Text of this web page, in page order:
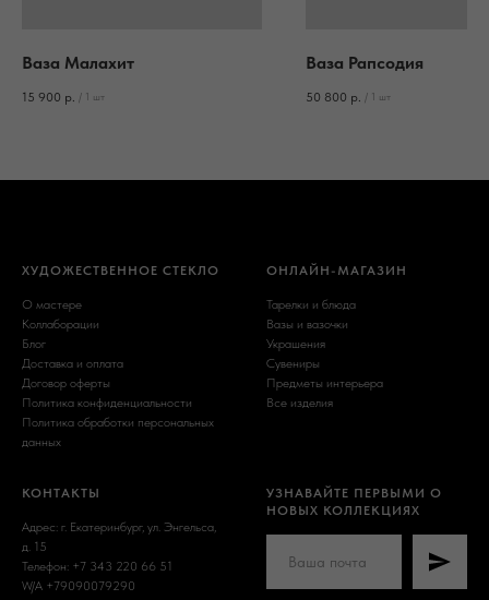
Ваза Малахит
15 900 р. / 1 шт
Ваза Рапсодия
50 800 р. / 1 шт
ХУДОЖЕСТВЕННОЕ СТЕКЛО
О мастере
Коллаборации
Блог
Доставка и оплата
Договор оферты
Политика конфиденциальности
Политика обработки персональных
данных
ОНЛАЙН-МАГАЗИН
Тарелки и блюда
Вазы и вазочки
Украшения
Сувениры
Предметы интерьера
Все изделия
КОНТАКТЫ
Адрес: г. Екатеринбург, ул. Энгельса,
д. 15
Телефон: +7 343 220 66 51
W/A +79090079290
УЗНАВАЙТЕ ПЕРВЫМИ О
НОВЫХ КОЛЛЕКЦИЯХ